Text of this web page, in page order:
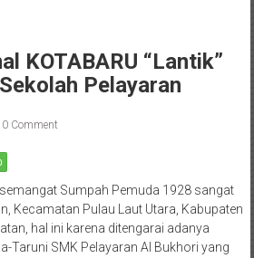
KOTABARU “Lantik”
Pelayaran
0 Comment
Sumpah Pemuda 1928 sangat
Kecamatan Pulau Laut Utara, Kabupaten
hal ini karena ditengarai adanya
Taruni SMK Pelayaran Al Bukhori yang